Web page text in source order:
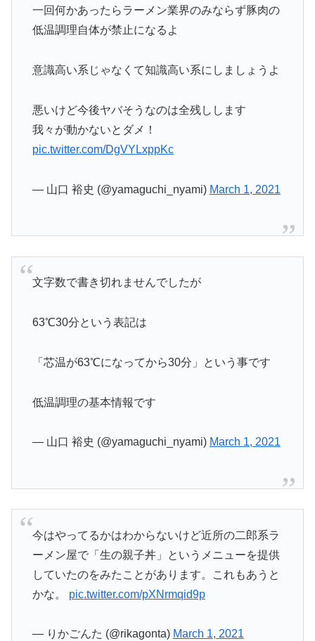
一回何かあったらラーメン業界のみならず豚肉の
低温調理自体が禁止になるよ
意識高い系じゃなくて知識高い系にしましょうよ
悪いけど今後ヤバそうなのは全残しします
我々が動かないとダメ！
pic.twitter.com/DgVYLxppKc
— 山口 裕史 (@yamaguchi_nyami) March 1, 2021
文字数で書き切れませんでしたが
63℃30分という表記は
「芯温が63℃になってから30分」という事です
低温調理の基本情報です
— 山口 裕史 (@yamaguchi_nyami) March 1, 2021
今はやってるかはわからないけど近所の二郎系ラ
ーメン屋で「生の親子丼」というメニューを提供
していたのをみたことがあります。これもあうと
かな。 pic.twitter.com/pXNrmqid9p
— りかごんた (@rikagonta) March 1, 2021